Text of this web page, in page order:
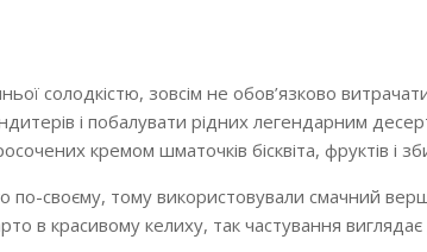
солодкістю, зовсім не обов’язково
і побалувати рідних легендарним
кремом шматочків бісквіта, фруктів і
по-своєму, тому використовували смачний
в красивому келиху, так частування